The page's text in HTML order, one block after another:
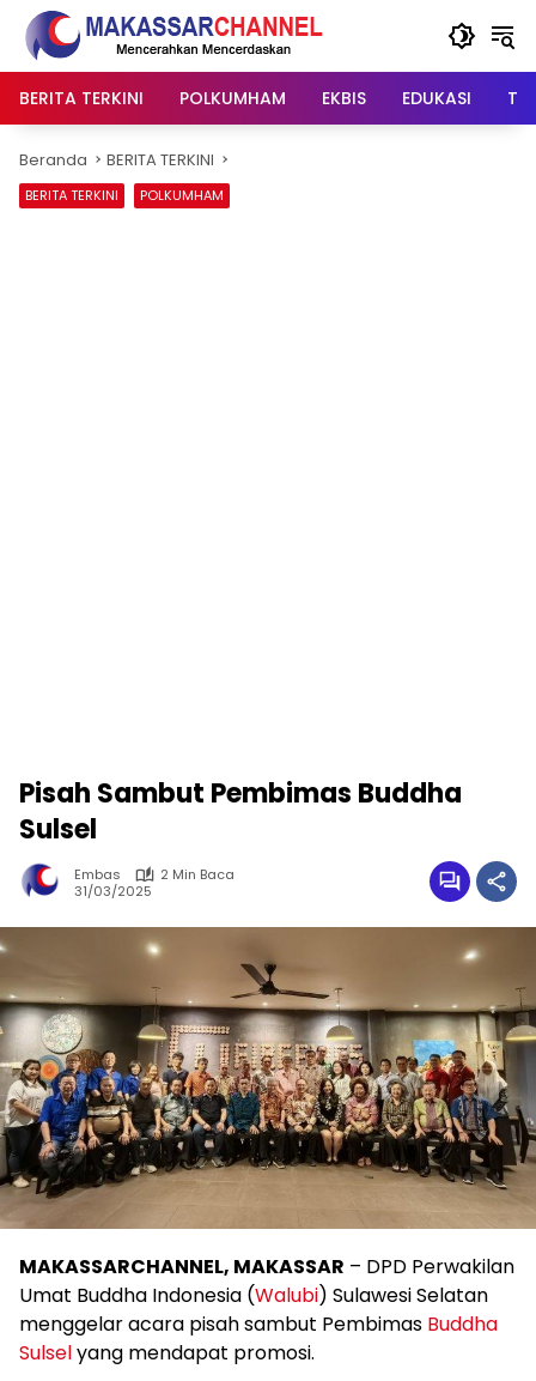
Langsung
konten
BERITA TERKINI
POLKUMHAM EKBIS EDUKASI
Beranda BERITA TERKINI
BERITA TERKINI POLKUMHAM
Pisah Sambut Pembimas Buddha
Sulsel
Embas
2 Min Baca
31/03/2025
MAKASSARCHANNEL, MAKASSAR – DPD Perwakilan
Umat Buddha Indonesia (Walubi) Sulawesi Selatan
menggelar acara pisah sambut Pembimas Buddha
Sulselyang mendapat promosi.